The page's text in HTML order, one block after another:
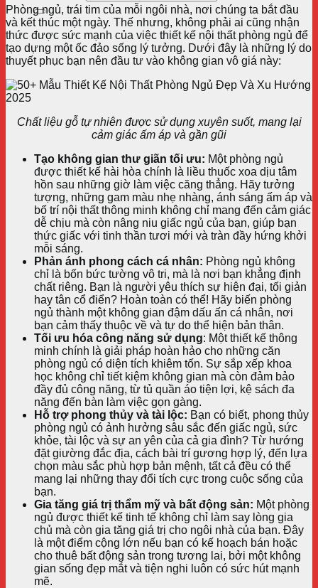
Phòng ngủ, trái tim của mỗi ngôi nhà, nơi chúng ta bắt đầu
và kết thúc một ngày. Thế nhưng, không phải ai cũng nhận
thức được sức mạnh của việc thiết kế nội thất phòng ngủ để
tạo dựng một ốc đảo sống lý tưởng. Dưới đây là những lý do
thuyết phục bạn nên đầu tư vào không gian vô giá này:
Chất liệu gỗ tự nhiên được sử dụng xuyên suốt, mang lại
cảm giác ấm áp và gần gũi
Tạo không gian thư giãn tối ưu: Một phòng ngủ
được thiết kế hài hòa chính là liều thuốc xoa dịu tâm
hồn sau những giờ làm việc căng thẳng. Hãy tưởng
tượng, những gam màu nhẹ nhàng, ánh sáng ấm áp và
bố trí nội thất thông minh không chỉ mang đến cảm giác
dễ chịu mà còn nâng niu giấc ngủ của bạn, giúp bạn
thức giấc với tinh thần tươi mới và tràn đầy hứng khởi
mỗi sáng.
Phản ánh phong cách cá nhân: Phòng ngủ không
chỉ là bốn bức tường vô tri, mà là nơi bạn khẳng định
chất riêng. Bạn là người yêu thích sự hiện đại, tối giản
hay tân cổ điển? Hoàn toàn có thể! Hãy biến phòng
ngủ thành một không gian đậm dấu ấn cá nhân, nơi
bạn cảm thấy thuộc về và tự do thể hiện bản thân.
Tối ưu hóa công năng sử dụng: Một thiết kế thông
minh chính là giải pháp hoàn hảo cho những căn
phòng ngủ có diện tích khiêm tốn. Sự sắp xếp khoa
học không chỉ tiết kiệm không gian mà còn đảm bảo
đầy đủ công năng, từ tủ quần áo tiện lợi, kệ sách đa
năng đến bàn làm việc gọn gàng.
Hỗ trợ phong thủy và tài lộc: Bạn có biết, phong thủy
phòng ngủ có ảnh hưởng sâu sắc đến giấc ngủ, sức
khỏe, tài lộc và sự an yên của cả gia đình? Từ hướng
đặt giường đắc địa, cách bài trí gương hợp lý, đến lựa
chọn màu sắc phù hợp bản mệnh, tất cả đều có thể
mang lại những thay đổi tích cực trong cuộc sống của
bạn.
Gia tăng giá trị thẩm mỹ và bất động sản: Một phòng
ngủ được thiết kế tinh tế không chỉ làm say lòng gia
chủ mà còn gia tăng giá trị cho ngôi nhà của bạn. Đây
là một điểm cộng lớn nếu bạn có kế hoạch bán hoặc
cho thuê bất động sản trong tương lai, bởi một không
gian sống đẹp mắt và tiện nghi luôn có sức hút mạnh
mẽ.